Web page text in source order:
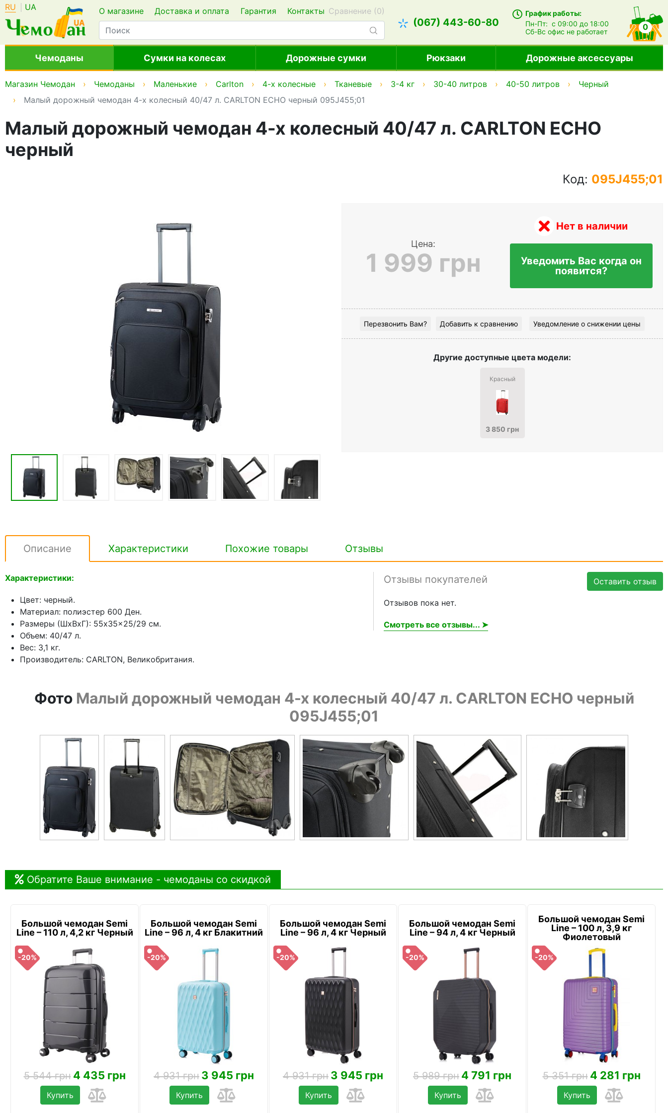
RU UA О магазине Доставка и оплата Гарантия Контакты Сравнение (0)
(067) 443-60-80
График работы:
Пн-Пт:с 09:00 до 18:00
Сб-Всофис не работает 0
Чемоданы Сумки на колесах Дорожные сумки Рюкзаки Дорожные аксессуары
Магазин Чемодан Чемоданы Маленькие Carlton 4-х колесные Тканевые 3-4 кг 30-40 литров 40-50 литров
Черный
Малый дорожный чемодан 4-х колесный 40/47 л. CARLTON ECHO черный 095J455;01
Малый дорожный чемодан 4-х колесный 40/47 л. CARLTON ECHO
черный
Код: 095J455;01
Цена:
1 999 грн
Нет в наличии
Уведомить Вас когда он
появится?
Перезвонить Вам? Добавить к сравнению Уведомление о снижении цены
Другие доступные цвета модели:
Красный
3 850 грн
Описание Характеристики Похожие товары Отзывы
Оставить отзыв
Отзывы покупателей
Отзывов пока нет.
Смотреть все отзывы... ➤
Характеристики:
Цвет: черный.
Материал: полиэстер 600 Ден.
Размеры (ШхВхГ): 55x35x25/29 см.
Объем: 40/47 л.
Вес: 3,1 кг.
Производитель: CARLTON, Великобритания.
Фото Малый дорожный чемодан 4-х колесный 40/47 л. CARLTON ECHO черный
095J455;01
Обратите Ваше внимание - чемоданы со скидкой
Большой чемодан Semi
Line – 110 л, 4,2 кг Черный
-20%
5 544 грн 4 435 грн
Купить
Большой чемодан Semi
Line – 96 л, 4 кг Блакитний
-20%
4 931 грн 3 945 грн
Купить
Большой чемодан Semi
Line – 96 л, 4 кг Черный
-20%
4 931 грн 3 945 грн
Купить
Большой чемодан Semi
Line – 94 л, 4 кг Черный
-20%
5 989 грн 4 791 грн
Купить
Большой чемодан Semi
Line – 100 л, 3,9 кг
Фиолетовый
-20%
5 351 грн 4 281 грн
Купить